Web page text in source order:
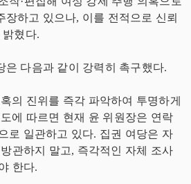
장하고 있으나, 이를 전적으로 신뢰
혔다.
은 다음과 같이 강력히 촉구했다.
의 진위를 즉각 파악하여 투명하게
에 따르면 현재 윤 위원장은 연락
로 일관하고 있다. 집권 여당은 자
관하지 말고, 즉각적인 자체 조사
한다.